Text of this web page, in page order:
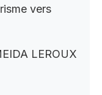
vers
LEROUX